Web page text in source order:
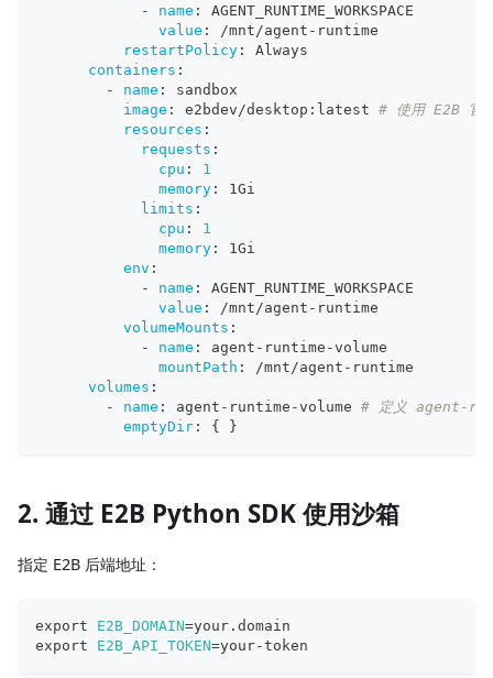
-
name :
AGENT_RUNTIME_WORKSPACE
value : /mnt/agent - runtime
restartPolicy :
Always
containers :
-
name :
sandbox
image : e2bdev/desktop : latest # 使用 E2B 官
resources :
requests :
cpu :
1
memory :
1Gi
limits :
cpu :
1
memory :
1Gi
env :
-
name :
AGENT_RUNTIME_WORKSPACE
value : /mnt/agent - runtime
volumeMounts :
-
name : agent - runtime -volume
mountPath : /mnt/agent - runtime
volumes :
-
name : agent - runtime -volume # 定义 agent-
emptyDir : { }
2. 通过 E2B Python SDK 使用沙箱
指定 E2B 后端地址：
export E2B_DOMAIN=your.domain
export
E2B_API_TOKEN=your-token